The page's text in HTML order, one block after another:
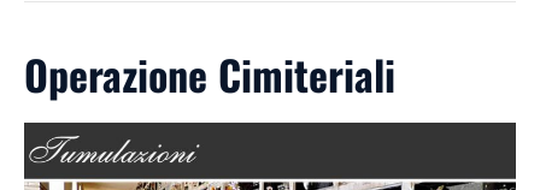
Operazione Cimiteriali